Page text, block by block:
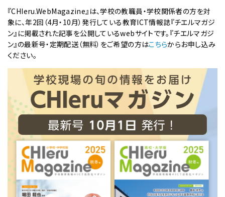
『CHIeru.WebMagazine』は、学校の教職員・学校関係者の方を対
象に、年2回（4月・10月）発行している教育ICT情報誌『チエルマガジ
ン』に掲載された記事を公開しているwebサイトです。『チエルマガジ
ン』の最新号・定期配送（無料）をご希望の方はこちらからお申し込み
ください。